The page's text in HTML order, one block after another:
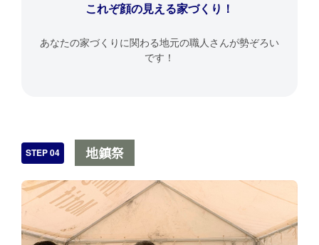
これぞ顔の見える家づくり！
あなたの家づくりに関わる地元の職人さんが勢ぞろい
です！
STEP 04 地鎮祭